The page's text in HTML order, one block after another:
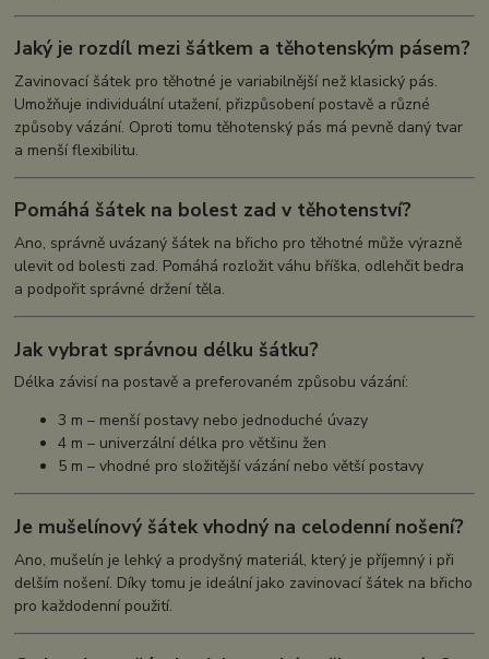
Jaký je rozdíl mezi šátkem a těhotenským pásem?
Zavinovací šátek pro těhotné je variabilnější než klasický pás.
Umožňuje individuální utažení, přizpůsobení postavě a různé
způsoby vázání. Oproti tomu těhotenský pás má pevně daný tvar
a menší flexibilitu.
Pomáhá šátek na bolest zad v těhotenství?
Ano, správně uvázaný šátek na břicho pro těhotné může výrazně
ulevit od bolesti zad. Pomáhá rozložit váhu bříška, odlehčit bedra
a podpořit správné držení těla.
Jak vybrat správnou délku šátku?
Délka závisí na postavě a preferovaném způsobu vázání:
3 m – menší postavy nebo jednoduché úvazy
4 m – univerzální délka pro většinu žen
5 m – vhodné pro složitější vázání nebo větší postavy
Je mušelínový šátek vhodný na celodenní nošení?
Ano, mušelín je lehký a prodyšný materiál, který je příjemný i při
delším nošení. Díky tomu je ideální jako zavinovací šátek na břicho
pro každodenní použití.